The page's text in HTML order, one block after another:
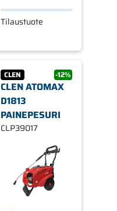
Tilaustuote
CLEN -12%
CLEN ATOMAX
D1813
PAINEPESURI
CLP39017